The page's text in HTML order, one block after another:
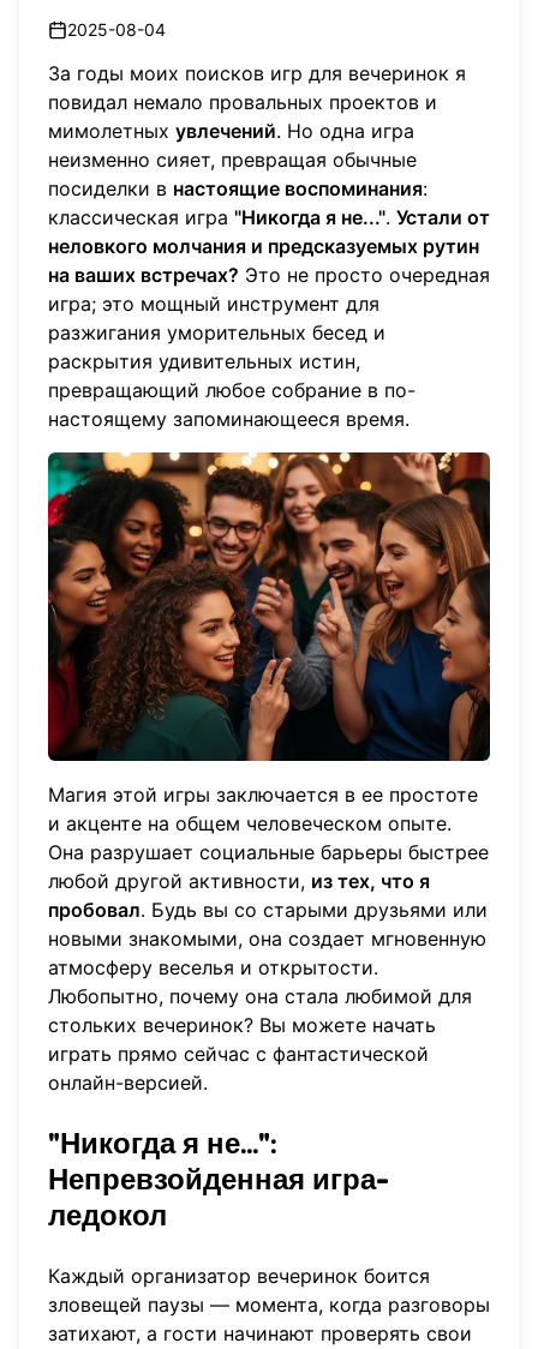
2025-08-04
За годы моих поисков игр для вечеринок я
повидал немало провальных проектов и
мимолетных увлечений. Но одна игра
неизменно сияет, превращая обычные
посиделки в настоящие воспоминания:
классическая игра "Никогда я не...". Устали от
неловкого молчания и предсказуемых рутин
на ваших встречах? Это не просто очередная
игра; это мощный инструмент для
разжигания уморительных бесед и
раскрытия удивительных истин,
превращающий любое собрание в по-
настоящему запоминающееся время.
Магия этой игры заключается в ее простоте
и акценте на общем человеческом опыте.
Она разрушает социальные барьеры быстрее
любой другой активности, из тех, что я
пробовал. Будь вы со старыми друзьями или
новыми знакомыми, она создает мгновенную
атмосферу веселья и открытости.
Любопытно, почему она стала любимой для
стольких вечеринок? Вы можете начать
играть прямо сейчас с фантастической
онлайн-версией.
"Никогда я не...":
Непревзойденная игра-
ледокол
Каждый организатор вечеринок боится
зловещей паузы — момента, когда разговоры
затихают, а гости начинают проверять свои